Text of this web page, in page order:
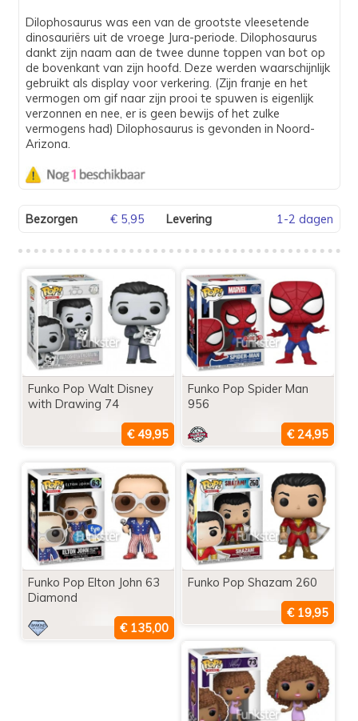
Dilophosaurus was een van de grootste vleesetende
dinosauriërs uit de vroege Jura-periode. Dilophosaurus
dankt zijn naam aan de twee dunne toppen van bot op
de bovenkant van zijn hoofd. Deze werden waarschijnlijk
gebruikt als display voor verkering. (Zijn franje en het
vermogen om gif naar zijn prooi te spuwen is eigenlijk
verzonnen en nee, er is geen bewijs of het zulke
vermogens had) Dilophosaurus is gevonden in Noord-
Arizona.
Bezorgen € 5,95 Levering 1-2 dagen
Funko Pop Walt Disney
with Drawing 74
Funko Pop Spider Man
956
Funko Pop Elton John 63
Diamond
Funko Pop Shazam 260